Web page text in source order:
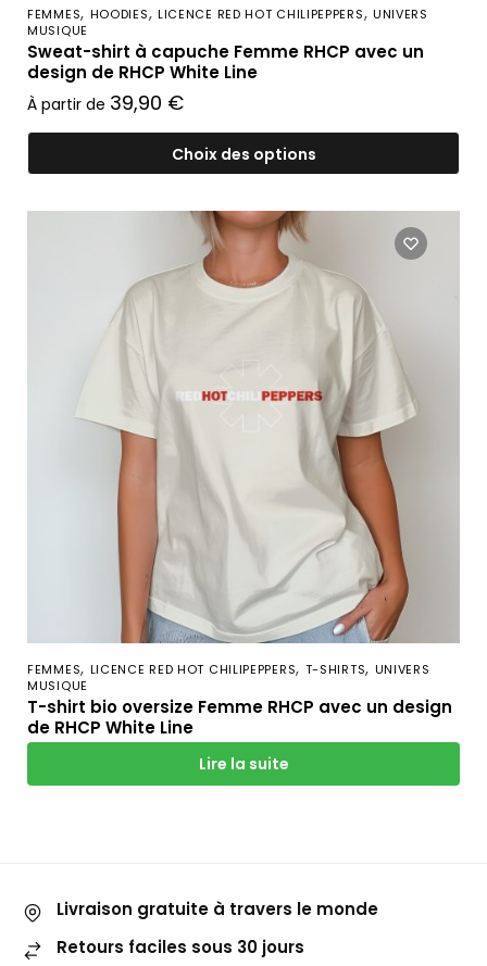
FEMMES, HOODIES, LICENCE RED HOT CHILIPEPPERS, UNIVERS
MUSIQUE
Sweat-shirt à capuche Femme RHCP avec un
design de RHCP White Line
À partir de 39,90 €
Choix des options
FEMMES, LICENCE RED HOT CHILIPEPPERS, T-SHIRTS, UNIVERS
MUSIQUE
T-shirt bio oversize Femme RHCP avec un design
de RHCP White Line
Lire la suite
Livraison gratuite à travers le monde
Retours faciles sous 30 jours